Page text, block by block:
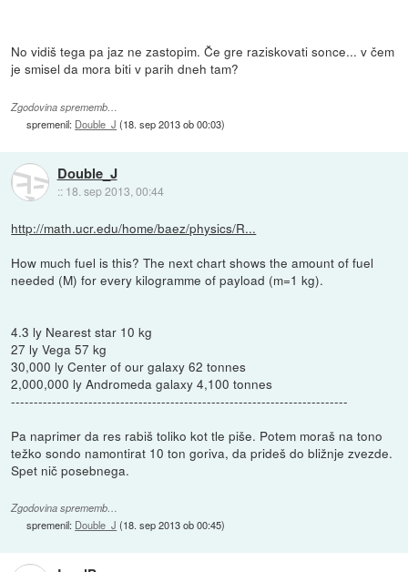
No vidiš tega pa jaz ne zastopim. Če gre raziskovati sonce... v čem
je smisel da mora biti v parih dneh tam?
Zgodovina sprememb…
spremenil: Double_J (18. sep 2013 ob 00:03)
Double_J
:: 18. sep 2013, 00:44
http://math.ucr.edu/home/baez/physics/R...
How much fuel is this? The next chart shows the amount of fuel
needed (M) for every kilogramme of payload (m=1 kg).
4.3 ly Nearest star 10 kg
27 ly Vega 57 kg
30,000 ly Center of our galaxy 62 tonnes
2,000,000 ly Andromeda galaxy 4,100 tonnes
--------------------------------------------------------------------------
Pa naprimer da res rabiš toliko kot tle piše. Potem moraš na tono
težko sondo namontirat 10 ton goriva, da prideš do bližnje zvezde.
Spet nič posebnega.
Zgodovina sprememb…
spremenil: Double_J (18. sep 2013 ob 00:45)